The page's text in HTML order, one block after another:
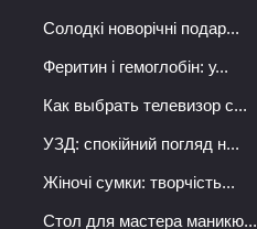
Солодкі новорічні подар...
Феритин і гемоглобін: у...
Как выбрать телевизор с...
УЗД: спокійний погляд н...
Жіночі сумки: творчість...
Стол для мастера маникю...